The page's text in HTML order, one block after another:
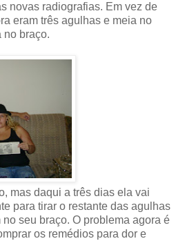
novas radiografias. Em vez de
eram três agulhas e meia no
no braço.
mas daqui a três dias ela vai
para tirar o restante das agulhas
seu braço. O problema agora é
os remédios para dor e